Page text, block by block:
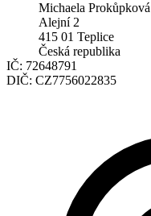
Michaela Prokůpková
Alejní 2
415 01 Teplice
Česká republika
IČ: 72648791
DIČ: CZ7756022835